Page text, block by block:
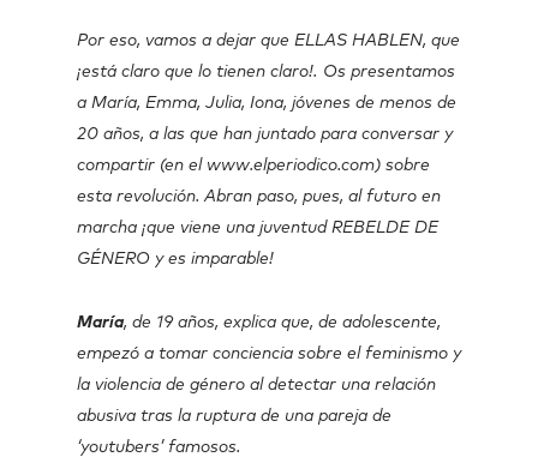
Por eso, vamos a dejar que ELLAS HABLEN, que
¡está claro que lo tienen claro!. Os presentamos
a María, Emma, Julia, Iona, jóvenes de menos de
20 años, a las que han juntado para conversar y
compartir (en el www.elperiodico.com) sobre
esta revolución. Abran paso, pues, al futuro en
marcha ¡que viene una juventud REBELDE DE
GÉNERO y es imparable!
María, de 19 años, explica que, de adolescente,
empezó a tomar conciencia sobre el feminismo y
la violencia de género al detectar una relación
abusiva tras la ruptura de una pareja de
‘youtubers’ famosos.